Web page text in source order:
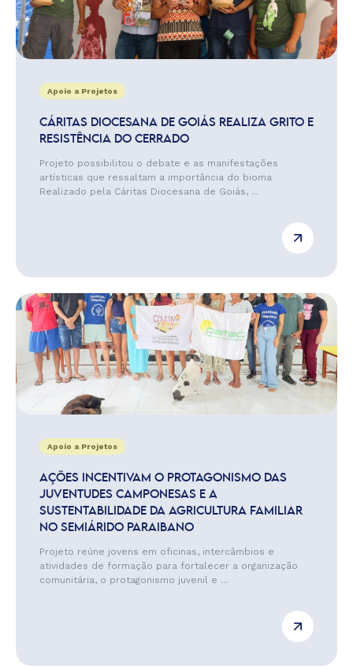
Apoio a Projetos
CÁRITAS DIOCESANA DE GOIÁS REALIZA GRITO E
RESISTÊNCIA DO CERRADO
Projeto possibilitou o debate e as manifestações
artísticas que ressaltam a importância do bioma
Realizado pela Cáritas Diocesana de Goiás, ...
Apoio a Projetos
AÇÕES INCENTIVAM O PROTAGONISMO DAS
JUVENTUDES CAMPONESAS E A
SUSTENTABILIDADE DA AGRICULTURA FAMILIAR
NO SEMIÁRIDO PARAIBANO
Projeto reúne jovens em oficinas, intercâmbios e
atividades de formação para fortalecer a organização
comunitária, o protagonismo juvenil e ...